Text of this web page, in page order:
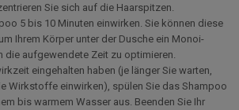
Sie sich auf die Haarspitzen.
5 bis 10 Minuten einwirken. Sie können diese
Ihrem Körper unter der Dusche ein Monoi-
die aufgewendete Zeit zu optimieren.
eingehalten haben (je länger Sie warten,
Wirkstoffe einwirken), spülen Sie das Shampoo
bis warmem Wasser aus. Beenden Sie Ihr